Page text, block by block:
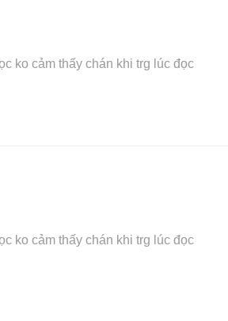
ko cảm thấy chán khi trg lúc đọc
ko cảm thấy chán khi trg lúc đọc